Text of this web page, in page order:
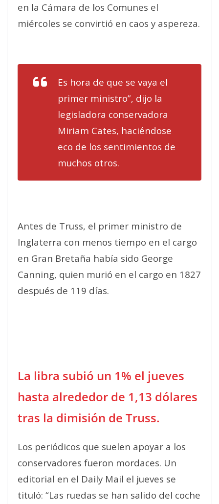
en la Cámara de los Comunes el
miércoles se convirtió en caos y aspereza.
Es hora de que se vaya el
primer ministro”, dijo la
legisladora conservadora
Miriam Cates, haciéndose
eco de los sentimientos de
muchos otros.
Antes de Truss, el primer ministro de
Inglaterra con menos tiempo en el cargo
en Gran Bretaña había sido George
Canning, quien murió en el cargo en 1827
después de 119 días.
La libra subió un 1% el jueves
hasta alrededor de 1,13 dólares
tras la dimisión de Truss.
Los periódicos que suelen apoyar a los
conservadores fueron mordaces. Un
editorial en el Daily Mail el jueves se
tituló: “Las ruedas se han salido del coche